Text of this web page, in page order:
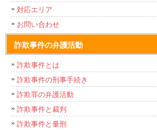
対応エリア
お問い合わせ
詐欺事件の弁護活動
詐欺事件とは
詐欺事件の刑事手続き
詐欺罪の弁護活動
詐欺事件と裁判
詐欺事件と量刑